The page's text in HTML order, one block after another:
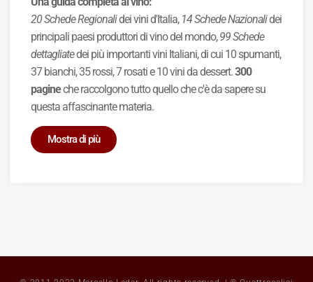
20 Schede Regionalidei vini d'Italia, 14 Schede Nazionalidei
principali paesi produttori di vino del mondo,99 Schede
dettagliatedei più importanti vini Italiani, di cui 10 spumanti,
37 bianchi, 35 rossi, 7 rosati e 10 vini da dessert.300
pagineche raccolgono tutto quello che c'è da sapere su
questa affascinante materia.
Mostra di più